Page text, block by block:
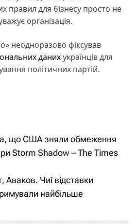
правил для бізнесу просто не
організація.
неодноразово фіксував
данихукраїнців для
політичних партій.
що США зняли обмеження
Storm Shadow – The Times
Аваков. Чиї відставки
найбільше